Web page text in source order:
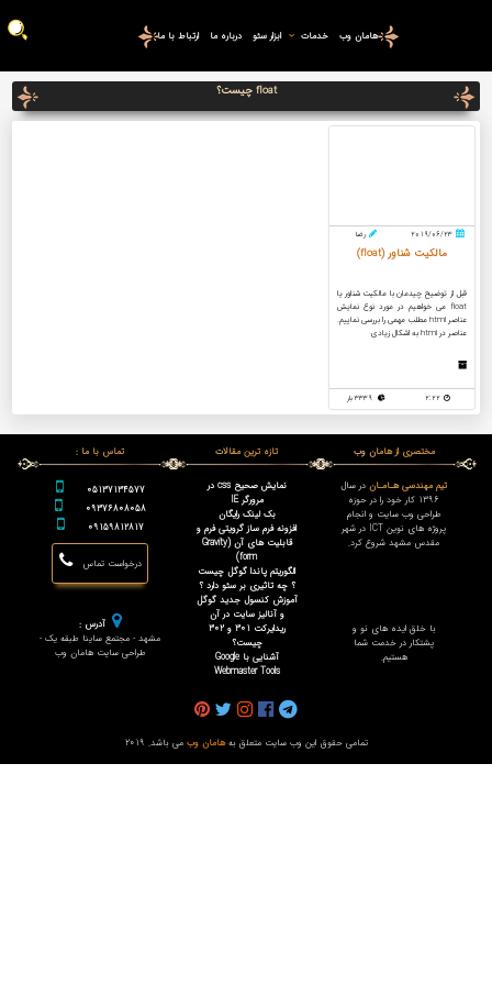
هامان وب خدمات ابزار سئو درباره ما ارتباط با ما
float چیست؟
2019/06/23 رضا
مالکیت شناور (float)
قبل از توضیح چیدمان با مالکیت شناور یا
float می خواهیم در مورد نوع نمایش
عناصر html مطلب مهمی را بررسی نماییم.
عناصر در html به اشکال زیادی
2:22 3339 بار
مختصری از هامان وب
تیم مهندسی هـامـان در سال
1396 کار خود را در حوزه
طراحی وب سایت و انجام
پروژه های نوین ICT در شهر
مقدس مشهد شروع کرد.
با خلق ایده های نو و
پشتکار در خدمت شما
هستیم.
تازه ترین مقالات
نمایش صحیح css در
مرورگر IE
بک لینک رایگان
افزونه فرم ساز گرویتی فرم و
قابلیت های آن (Gravity
form)
الگوریتم پاندا گوگل چیست
؟ چه تاثیری بر سئو دارد ؟
آموزش کنسول جدید گوگل
و آنالیز سایت در آن
ریدایرکت 301 و 302
چیست؟
آشنایی با Google
Webmaster Tools
تماس با ما :
05137134577
09376808058
09159812817
درخواست تماس
آدرس :
مشهد - مجتمع ساینا طبقه یک -
طراحی سایت هامان وب
تمامی حقوق این وب سایت متعلق بههامان وب می باشد. 2019